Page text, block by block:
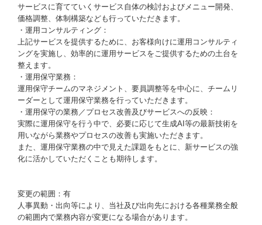
サービスに育てていくサービス自体の検討およびメニュー開発、
価格調整、体制構築なども行っていただきます。
・運用コンサルティング：
上記サービスを提供するために、お客様向けに運用コンサルティ
ングを実施し、効率的に運用サービスをご提供するための土台を
整えます。
・運用保守業務：
運用保守チームのマネジメント、要員調整等を中心に、チームリ
ーダーとして運用保守業務を行っていただきます。
・運用保守の業務／プロセス改善及びサービスへの反映：
実際に運用保守を行う中で、必要に応じて生成AI等の最新技術を
用いながら業務やプロセスの改善も実施いただきます。
また、運用保守業務の中で見えた課題をもとに、新サービスの強
化に活かしていただくことも期待します。
変更の範囲：有
人事異動・出向等により、当社及び出向先における各種業務全般
の範囲内で業務内容が変更になる場合があります。